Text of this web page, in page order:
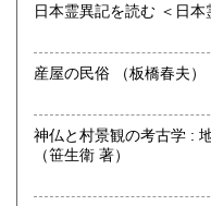
古書一般（その他）
産屋の民俗 （板橋春夫）
神仏と村景観の考古学 :
（笹生衛 著）